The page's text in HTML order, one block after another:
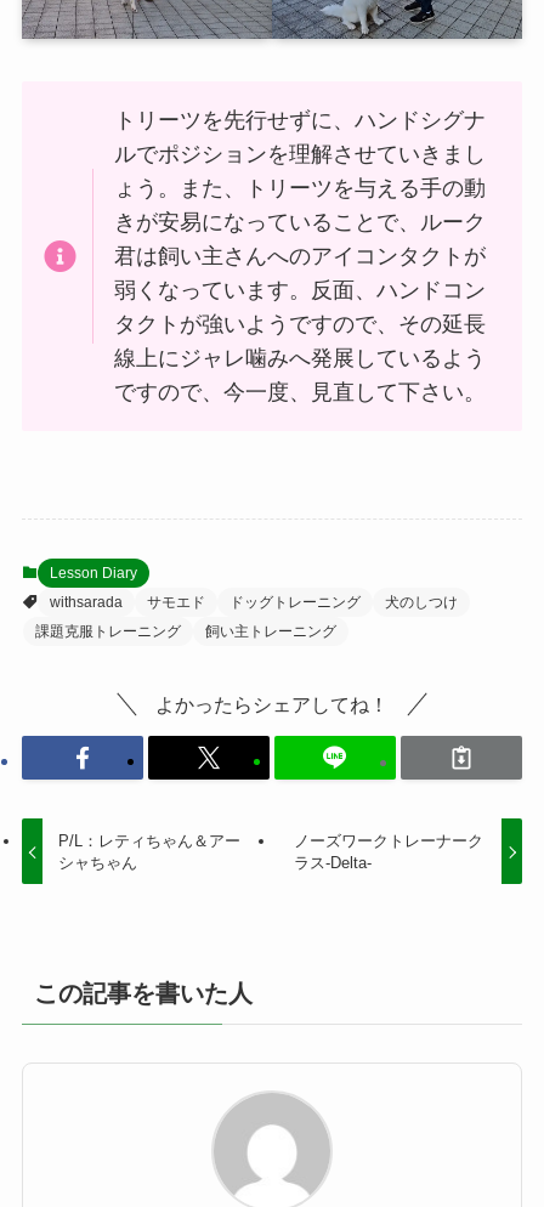
トリーツを先行せずに、ハンドシグナ
ルでポジションを理解させていきまし
ょう。また、トリーツを与える手の動
きが安易になっていることで、ルーク
君は飼い主さんへのアイコンタクトが
弱くなっています。反面、ハンドコン
タクトが強いようですので、その延長
線上にジャレ噛みへ発展しているよう
ですので、今一度、見直して下さい。
Lesson Diary
withsarada
サモエド ドッグトレーニング
犬のしつけ
課題克服トレーニング
飼い主トレーニング
よかったらシェアしてね！
P/L：レティちゃん＆アー
シャちゃん
ノーズワークトレーナーク
ラス-Delta-
この記事を書いた人